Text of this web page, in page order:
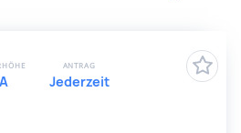
ANTRAG
Jederzeit